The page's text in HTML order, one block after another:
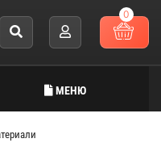
0
МЕНЮ